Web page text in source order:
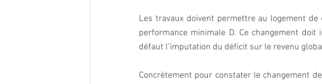
Les travaux doivent permettre au logement
performance minimale D. Ce changement
défaut l’imputation du déficit sur le revenu
Concrètement pour constater le changement